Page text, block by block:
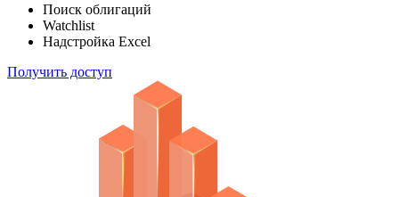
Поиск облигаций
Watchlist
Надстройка Excel
Получить доступ